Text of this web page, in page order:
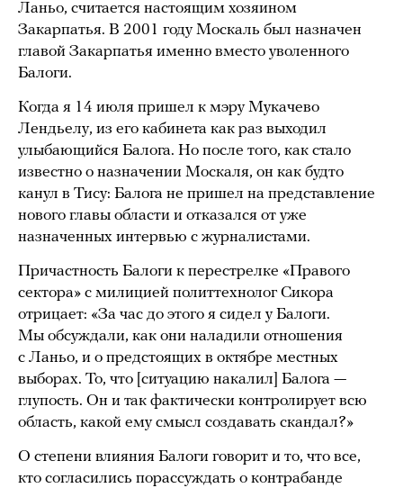
Ланьо, считается настоящим хозяином
Закарпатья. В 2001 году Москаль был назначен
главой Закарпатья именно вместо уволенного
Балоги.
Когда я 14 июля пришел к мэру Мукачево
Лендьелу, из его кабинета как раз выходил
улыбающийся Балога. Но после того, как стало
известно о назначении Москаля, он как будто
канул в Тису: Балога не пришел на представление
нового главы области и отказался от уже
назначенных интервью с журналистами.
Причастность Балоги к перестрелке «Правого
сектора» с милицией политтехнолог Сикора
отрицает: «За час до этого я сидел у Балоги.
Мы обсуждали, как они наладили отношения
с Ланьо, и о предстоящих в октябре местных
выборах. То, что [ситуацию накалил] Балога —
глупость. Он и так фактически контролирует всю
область, какой ему смысл создавать скандал?»
О степени влияния Балоги говорит и то, что все,
кто согласились порассуждать о контрабанде